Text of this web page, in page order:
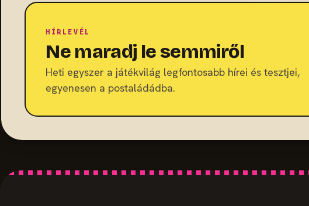
HÍRLEVÉL
Ne maradj le semmiről
Heti egyszer a játékvilág legfontosabb hírei és tesztjei,
egyenesen a postaládádba.